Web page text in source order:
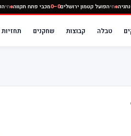
נתניה חיהפועל קטמון ירושלים0–0 מכבי פתח תקווה
טבלה קבוצות שחקנים תחזיות